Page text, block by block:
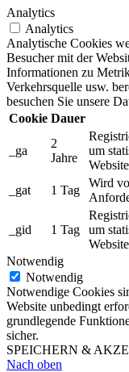
Analytics
Analytics
Analytische Cookies
Besucher mit der
Informationen zu
Verkehrsquelle usw.
besuchen Sie unsere
Cookie Dauer
_ga
2
Jahre
um
_gat
1 Tag
Wird
_gid 1 Tag
um
Notwendig
Notwendig
Notwendige Cookies
Website unbedingt
grundlegende
sicher.
SPEICHERN &
Nach oben